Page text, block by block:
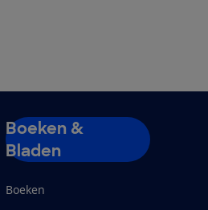
Boeken &
Bladen
Boeken